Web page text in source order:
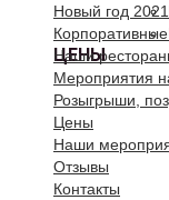
ЦЕНЫ
Новый год 2021
Наши
Мероприятия
Розыгрыши,
Цены
Наши
Отзывы
Контакты